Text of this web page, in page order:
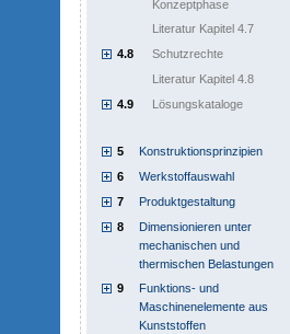
Konzeptphase
Literatur Kapitel 4.7
4.8 Schutzrechte
Literatur Kapitel 4.8
4.9 Lösungskataloge
5 Konstruktionsprinzipien
6 Werkstoffauswahl
7 Produktgestaltung
8
Dimensionieren unter
mechanischen und
thermischen Belastungen
9
Funktions- und
Maschinenelemente aus
Kunststoffen